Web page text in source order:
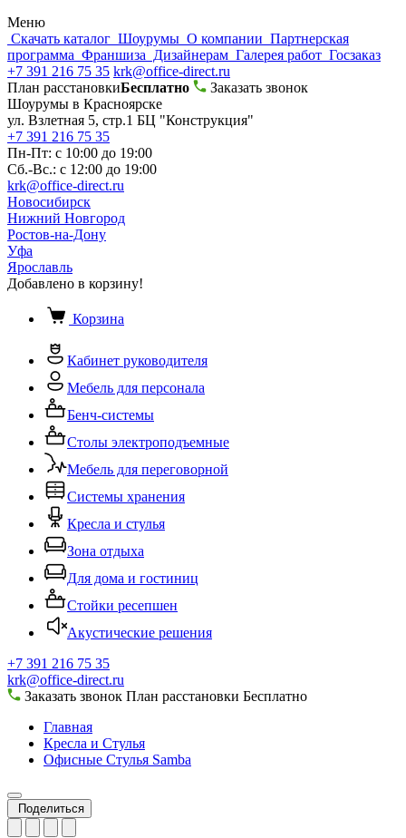
Меню
Скачать каталог Шоурумы О компании Партнерская
программа Франшиза Дизайнерам Галерея работ Госзаказ
+7 391 216 75 35 krk@office-direct.ru
План расстановкиБесплатно
Заказать звонок
Шоурумы в Красноярске
ул. Взлетная 5, стр.1 БЦ "Конструкция"
+7 391 216 75 35
Пн-Пт: с 10:00 до 19:00
Сб.-Вс.: с 12:00 до 19:00
krk@office-direct.ru
Новосибирск
Нижний Новгород
Ростов-на-Дону
Уфа
Ярославль
Добавлено в корзину!
Корзина
Кабинет руководителя
Мебель для персонала
Бенч-системы
Столы электроподъемные
Мебель для переговорной
Системы хранения
Кресла и стулья
Зона отдыха
Для дома и гостиниц
Стойки ресепшен
Акустические решения
+7 391 216 75 35
krk@office-direct.ru
Заказать звонок План расстановки Бесплатно
Главная
Кресла и Стулья
Офисные Стулья Samba
Поделиться